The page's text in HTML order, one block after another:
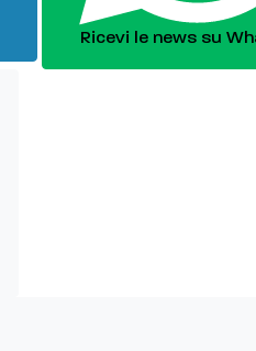
Ricevi le news su